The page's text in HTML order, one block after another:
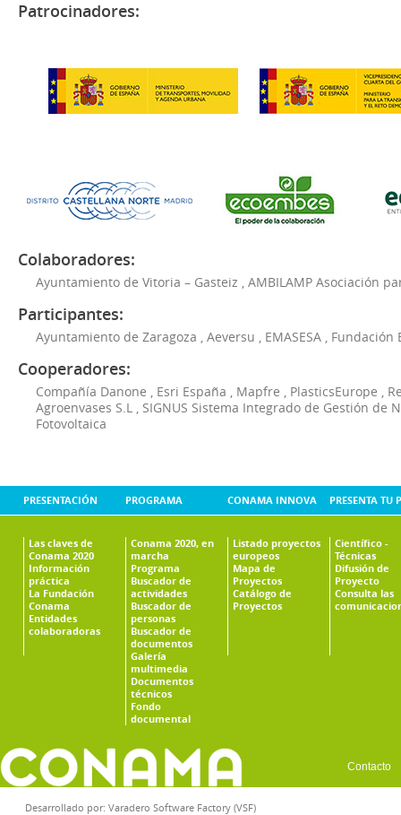
Patrocinadores:
Colaboradores:
Ayuntamiento de Vitoria – Gasteiz AMBILAMP Asociación
Participantes:
Ayuntamiento de Zaragoza Aeversu EMASESA Fundación
Cooperadores:
Compañía Danone Esri España Mapfre PlasticsEurope
Agroenvases S.L
SIGNUS Sistema Integrado de Gestión de
Fotovoltaica
PRESENTACIÓN
Las claves de
Conama 2020
Información
práctica
La Fundación
Conama
Entidades
colaboradoras
PROGRAMA
Conama 2020, en
marcha
Programa
Buscador de
actividades
Buscador de
personas
Buscador de
documentos
Galería
multimedia
Documentos
técnicos
Fondo
documental
CONAMA INNOVA
Listado proyectos
europeos
Mapa de
Proyectos
Catálogo de
Proyectos
PRESENTA TU
Científico -
Técnicas
Difusión de
Proyecto
Consulta las
Contacto
Desarrollado por: Varadero Software Factory (VSF)